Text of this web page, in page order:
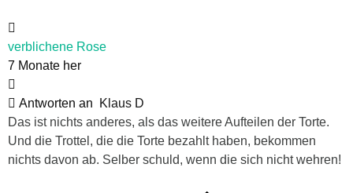
verblichene Rose
7 Monate her
Antworten an
Klaus D
Das ist nichts anderes, als das weitere Aufteilen der Torte.
Und die Trottel, die die Torte bezahlt haben, bekommen
nichts davon ab. Selber schuld, wenn die sich nicht wehren!